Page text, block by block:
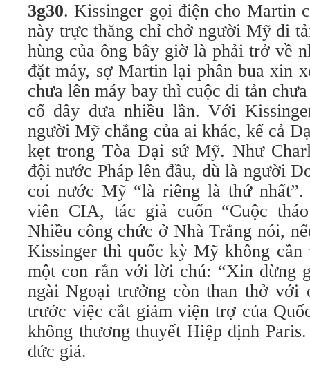
3g30. Kissinger gọi điện cho Martin
này trực thăng chỉ chở người Mỹ di
hùng của ông bây giờ là phải trở về
đặt máy, sợ Martin lại phân bua xin
chưa lên máy bay thì cuộc di tản
cố dây dưa nhiều lần. Với
người Mỹ chẳng của ai khác, kể cả
kẹt trong Tòa Đại sứ Mỹ. Như
đội nước Pháp lên đầu, dù là người
coi nước Mỹ “là riêng là thứ nhất”.
viên CIA, tác giả cuốn “Cuộc
Nhiều công chức ở Nhà Trắng nói,
Kissinger thì quốc kỳ Mỹ không cần
một con rắn với lời chú: “Xin đừng
ngài Ngoại trưởng còn than thở với
trước việc cắt giảm viện trợ của
không thương thuyết Hiệp định
đức giả.